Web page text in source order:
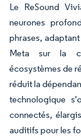
Le ReSound
neurones
phrases,
Meta sur la
écosystèmes de
réduit la
technologique
connectés,
auditifs pour les